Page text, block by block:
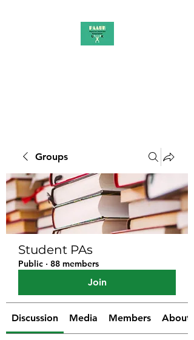
Groups
Student PAs
Public · 88 members
Join
Discussion Media Members About